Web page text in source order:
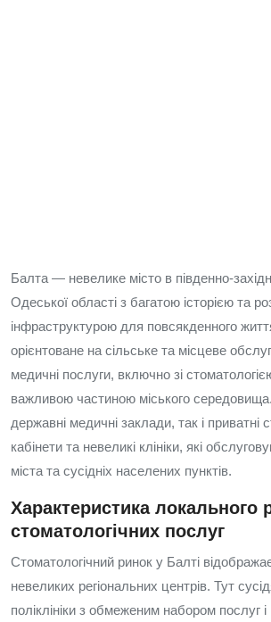
Балта — невелике місто в південно-
Одеської області з багатою історією та
інфраструктурою для повсякденного
орієнтоване на сільське та місцеве
медичні послуги, включно зі
важливою частиною міського
державні медичні заклади, так і приватні
кабінети та невеликі клініки, які
міста та сусідніх населених пунктів.
Характеристика локального
стоматологічних послуг
Стоматологічний ринок у Балті
невеликих регіональних центрів. Тут
поліклініки з обмеженим набором послуг і